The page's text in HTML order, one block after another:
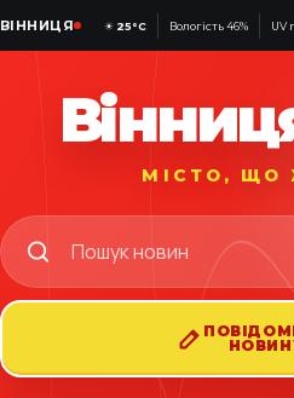
ВІННИЦЯ ☀ 25°C Вологість 46% UV
МІСТО, ЩО